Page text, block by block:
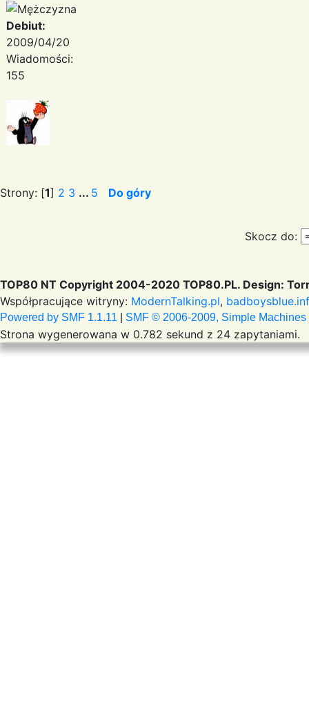
Debiut:
2009/04/20
Wiadomości:
155
Strony: [1] 2 3 ... 5 Do góry
Skocz do:
TOP80 NT Copyright 2004-2020 TOP80.PL. Design:
Współpracujące witryny: ModernTalking.pl,
Powered by SMF 1.1.11 SMF © 2006-2009, Simple Machines
Strona wygenerowana w 0.782 sekund z 24 zapytaniami.